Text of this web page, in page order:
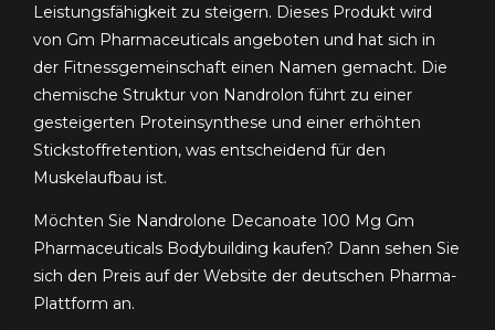
Leistungsfähigkeit zu steigern. Dieses Produkt wird
von Gm Pharmaceuticals angeboten und hat sich in
der Fitnessgemeinschaft einen Namen gemacht. Die
chemische Struktur von Nandrolon führt zu einer
gesteigerten Proteinsynthese und einer erhöhten
Stickstoffretention, was entscheidend für den
Muskelaufbau ist.
Möchten Sie Nandrolone Decanoate 100 Mg Gm
Pharmaceuticals Bodybuilding kaufen? Dann sehen Sie
sich den Preis auf der Website der deutschen Pharma-
Plattform an.